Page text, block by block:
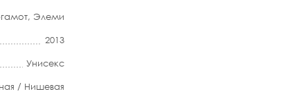
, Элеми
2013
Унисекс
/ Нишевая